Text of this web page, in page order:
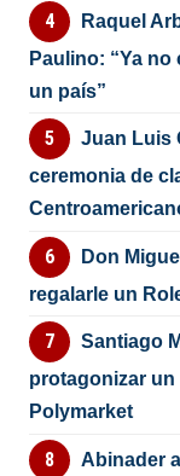
Raquel
Paulino: “Ya
un país”
Juan Luis
ceremonia de
Don
regalarle un
Santiago
protagonizar
Polymarket
Abinader